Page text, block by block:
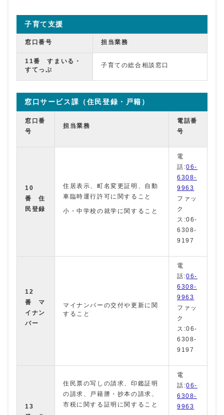
子育て支援
窓口番号 担当業務
11番 すまいる・
すてっぷ
子育ての総合相談窓口
窓口サービス課（住民登録・戸籍）
窓口番
号
担当業務
電話番
号
10
番住
民登録
住居表示、町名変更証明、自動
車臨時運行許可に関すること
小・中学校の就学に関すること
電
話:06-
6308-
9963
ファッ
ク
ス:06-
6308-
9197
12
番 マ
イナン
バー
マイナンバーの交付や更新に関
すること
電
話:06-
6308-
9963
ファッ
ク
ス:06-
6308-
9197
13
住民票の写しの請求、印鑑証明
の請求、戸籍謄・抄本の請求、
市税に関する証明に関すること
電
話:06-
6308-
9963